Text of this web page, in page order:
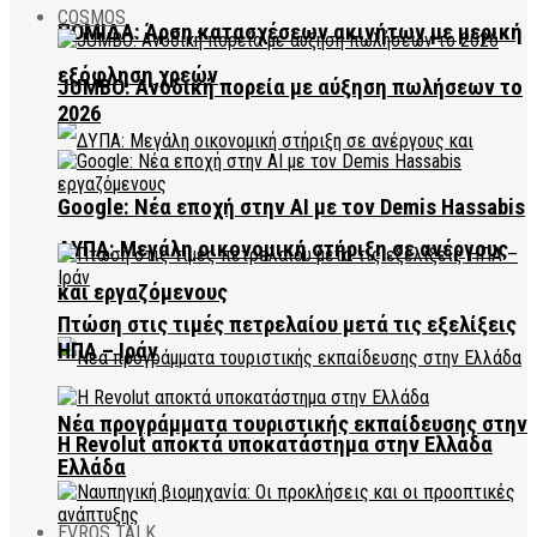
ΠΟΜΙΔΑ: Άρση κατασχέσεων ακινήτων με μερική
εξόφληση χρεών
ΔΥΠΑ: Μεγάλη οικονομική στήριξη σε ανέργους
και εργαζόμενους
Νέα προγράμματα τουριστικής εκπαίδευσης στην
Ελλάδα
EVROS TALK
COSMOS
JUMBO: Ανοδική πορεία με αύξηση πωλήσεων το
2026
Google: Νέα εποχή στην AI με τον Demis Hassabis
Πτώση στις τιμές πετρελαίου μετά τις εξελίξεις
ΗΠΑ – Ιράν
Η Revolut αποκτά υποκατάστημα στην Ελλάδα